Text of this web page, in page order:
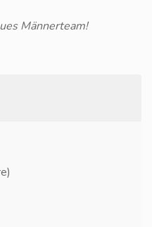
Männerteam!